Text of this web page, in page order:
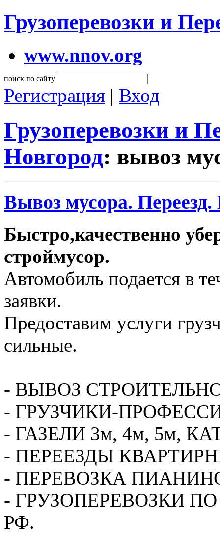
Грузоперевозки и
www.nnov.org
поиск по сайту
Регистрация | Вход
Грузоперевозки и
Новгород: вывоз
Вывоз мусора.
Быстро,качественно
строймусор.
Автомобиль подается в
заявки.
Предоставим услуги
сильные.
- ВЫВОЗ
- ГРУЗЧИКИ-
- ГАЗЕЛИ 3м, 4м, 5м,
- ПЕРЕЕЗДЫ
- ПЕРЕВОЗКА
- ГРУЗОПЕРЕВОЗКИ
РФ.